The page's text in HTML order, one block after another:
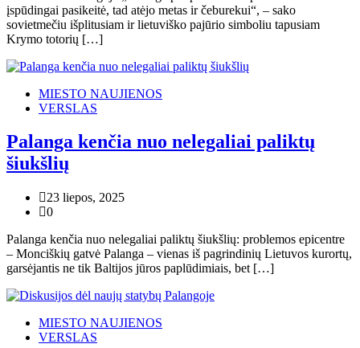
įspūdingai pasikeitė, tad atėjo metas ir čeburekui“, – sako
sovietmečiu išplitusiam ir lietuviško pajūrio simboliu tapusiam
Krymo totorių […]
MIESTO NAUJIENOS
VERSLAS
Palanga kenčia nuo nelegaliai paliktų
šiukšlių
23 liepos, 2025
0
Palanga kenčia nuo nelegaliai paliktų šiukšlių: problemos epicentre
– Monciškių gatvė Palanga – vienas iš pagrindinių Lietuvos kurortų,
garsėjantis ne tik Baltijos jūros paplūdimiais, bet […]
MIESTO NAUJIENOS
VERSLAS